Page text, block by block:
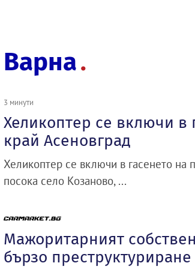
Варна
3 минути
Хеликоптер се включи в
край Асеновград
Хеликоптер се включи в гасенето на
посока село Козаново, ...
Мажоритарният
бързо преструктуриране